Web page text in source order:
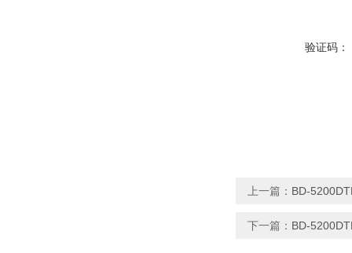
验证码：
上一篇： BD-
下一篇： BD-